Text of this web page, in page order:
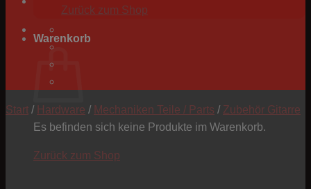
Zurück zum Shop
Warenkorb
Es befinden sich keine Produkte im Warenkorb.
Zurück zum Shop
Start / Hardware / Mechaniken Teile / Parts / Zubehör Gitarre